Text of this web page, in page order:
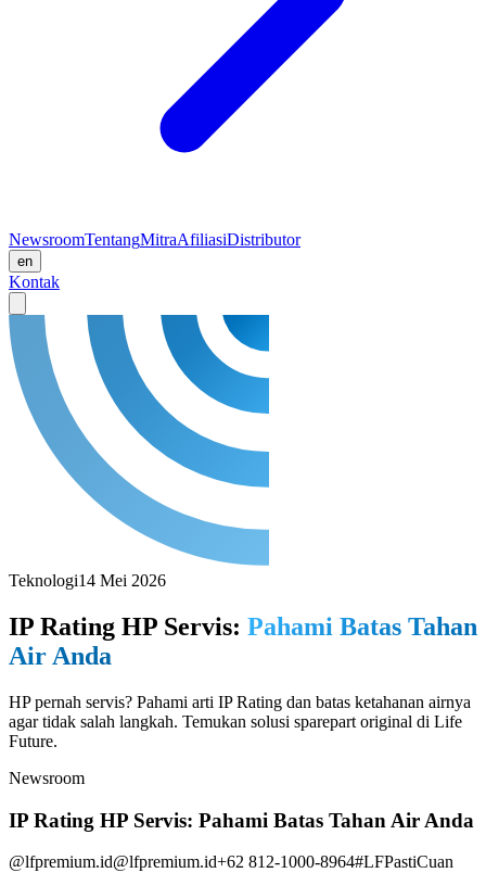
NewsroomTentangMitraAfiliasiDistributor
en
Kontak
Teknologi14 Mei 2026
IP Rating HP Servis: Pahami Batas Tahan
Air Anda
HP pernah servis? Pahami arti IP Rating dan batas ketahanan airnya
agar tidak salah langkah. Temukan solusi sparepart original di Life
Future.
Newsroom
IP Rating HP Servis: Pahami Batas Tahan Air Anda
@lfpremium.id@lfpremium.id+62 812-1000-8964#LFPastiCuan